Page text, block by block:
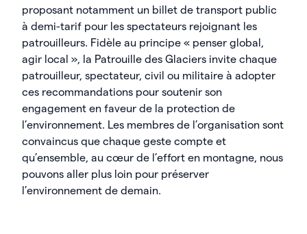
proposant notamment un billet de transport public
à demi-tarif pour les spectateurs rejoignant les
patrouilleurs. Fidèle au principe « penser global,
agir local », la Patrouille des Glaciers invite chaque
patrouilleur, spectateur, civil ou militaire à adopter
ces recommandations pour soutenir son
engagement en faveur de la protection de
l’environnement. Les membres de l’organisation sont
convaincus que chaque geste compte et
qu’ensemble, au cœur de l’effort en montagne, nous
pouvons aller plus loin pour préserver
l’environnement de demain.